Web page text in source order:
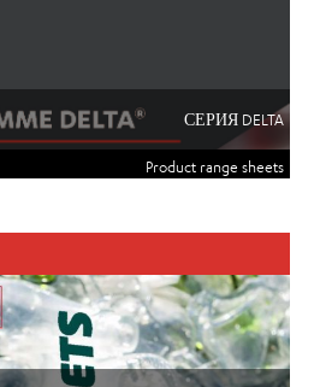
СЕРИЯ DELTA
Product range sheets